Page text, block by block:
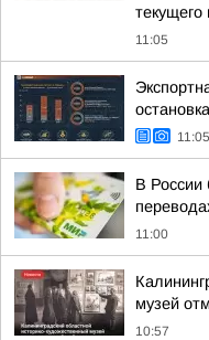
текущего
11:05
11:05
В России
11:00
музей
10:57